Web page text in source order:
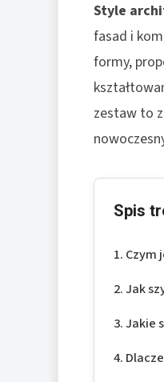
Style
fasad i
formy,
zestaw to
Spis
Czym
Jak
Jakie